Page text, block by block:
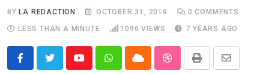
BYLA REDACTION OCTOBER 31, 2019 0 COMMENTS
LESS THAN A MINUTE
1096 VIEWS 7 YEARS AGO
YoutubeWhatsappCloud StumbleUpon
Print
Share